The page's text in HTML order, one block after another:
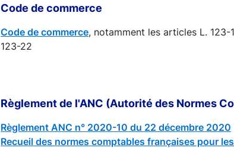
Code de commerce
Code de commerce, notamment les articles L. 123-
123-22
Règlement de l'ANC (Autorité des Normes
Règlement ANC n° 2020-10 du 22 décembre 2020
Recueil des normes comptables françaises pour